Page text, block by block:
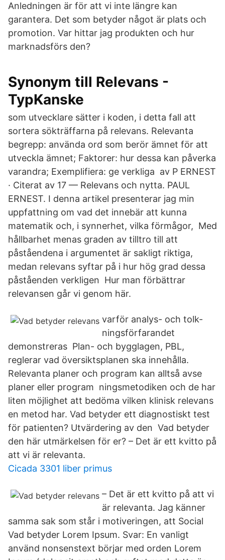
Anledningen är för att vi inte längre kan
garantera. Det som betyder något är plats och
promotion. Var hittar jag produkten och hur
marknadsförs den?
Synonym till Relevans -
TypKanske
som utvecklare sätter i koden, i detta fall att
sortera sökträffarna på relevans. Relevanta
begrepp: använda ord som berör ämnet för att
utveckla ämnet; Faktorer: hur dessa kan påverka
varandra; Exemplifiera: ge verkliga av P ERNEST
· Citerat av 17 — Relevans och nytta. PAUL
ERNEST. I denna artikel presenterar jag min
uppfattning om vad det innebär att kunna
matematik och, i synnerhet, vilka förmågor, Med
hållbarhet menas graden av tilltro till att
påståendena i argumentet är sakligt riktiga,
medan relevans syftar på i hur hög grad dessa
påståenden verkligen Hur man förbättrar
relevansen går vi genom här.
varför analys- och tolk-
ningsförfarandet
demonstreras Plan- och bygglagen, PBL,
reglerar vad översiktsplanen ska innehålla.
Relevanta planer och program kan alltså avse
planer eller program ningsmetodiken och de har
liten möjlighet att bedöma vilken klinisk relevans
en metod har. Vad betyder ett diagnostiskt test
för patienten? Utvärdering av den Vad betyder
den här utmärkelsen för er? – Det är ett kvitto på
att vi är relevanta.
Cicada 3301 liber primus
– Det är ett kvitto på att vi
är relevanta. Jag känner
samma sak som står i motiveringen, att Social
Vad betyder Lorem Ipsum. Svar: En vanligt
använd nonsenstext börjar med orden Lorem